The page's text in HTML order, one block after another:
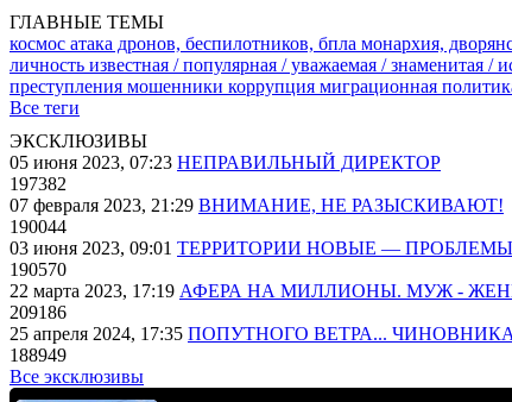
ГЛАВНЫЕ ТЕМЫ
космос атака дронов, беспилотников, бпла монархия,
личность известная / популярная / уважаемая / знаменитая /
преступления мошенники коррупция миграционная
Все теги
ЭКСКЛЮЗИВЫ
05 июня 2023, 07:23 НЕПРАВИЛЬНЫЙ ДИРЕКТОР
197382
07 февраля 2023, 21:29 ВНИМАНИЕ, НЕ РАЗЫСКИВАЮТ!
190044
03 июня 2023, 09:01 ТЕРРИТОРИИ НОВЫЕ —
190570
22 марта 2023, 17:19 АФЕРА НА МИЛЛИОНЫ. МУЖ -
209186
25 апреля 2024, 17:35 ПОПУТНОГО ВЕТРА...
188949
Все эксклюзивы